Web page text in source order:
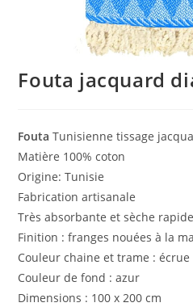
Fouta jacquard
Fouta Tunisienne tissage
Matière 100% coton
Origine: Tunisie
Fabrication artisanale
Très absorbante et sèche
Finition : franges nouées à la
Couleur chaine et trame : écrue
Couleur de fond : azur
Dimensions : 100 x 200 cm